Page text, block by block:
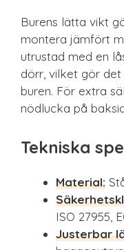
Burens lätta vikt
montera jämfört
utrustad med en
dörr, vilket gör
buren. För extra
nödlucka på
Tekniska
Material:
ISO 27955,
Justerbar